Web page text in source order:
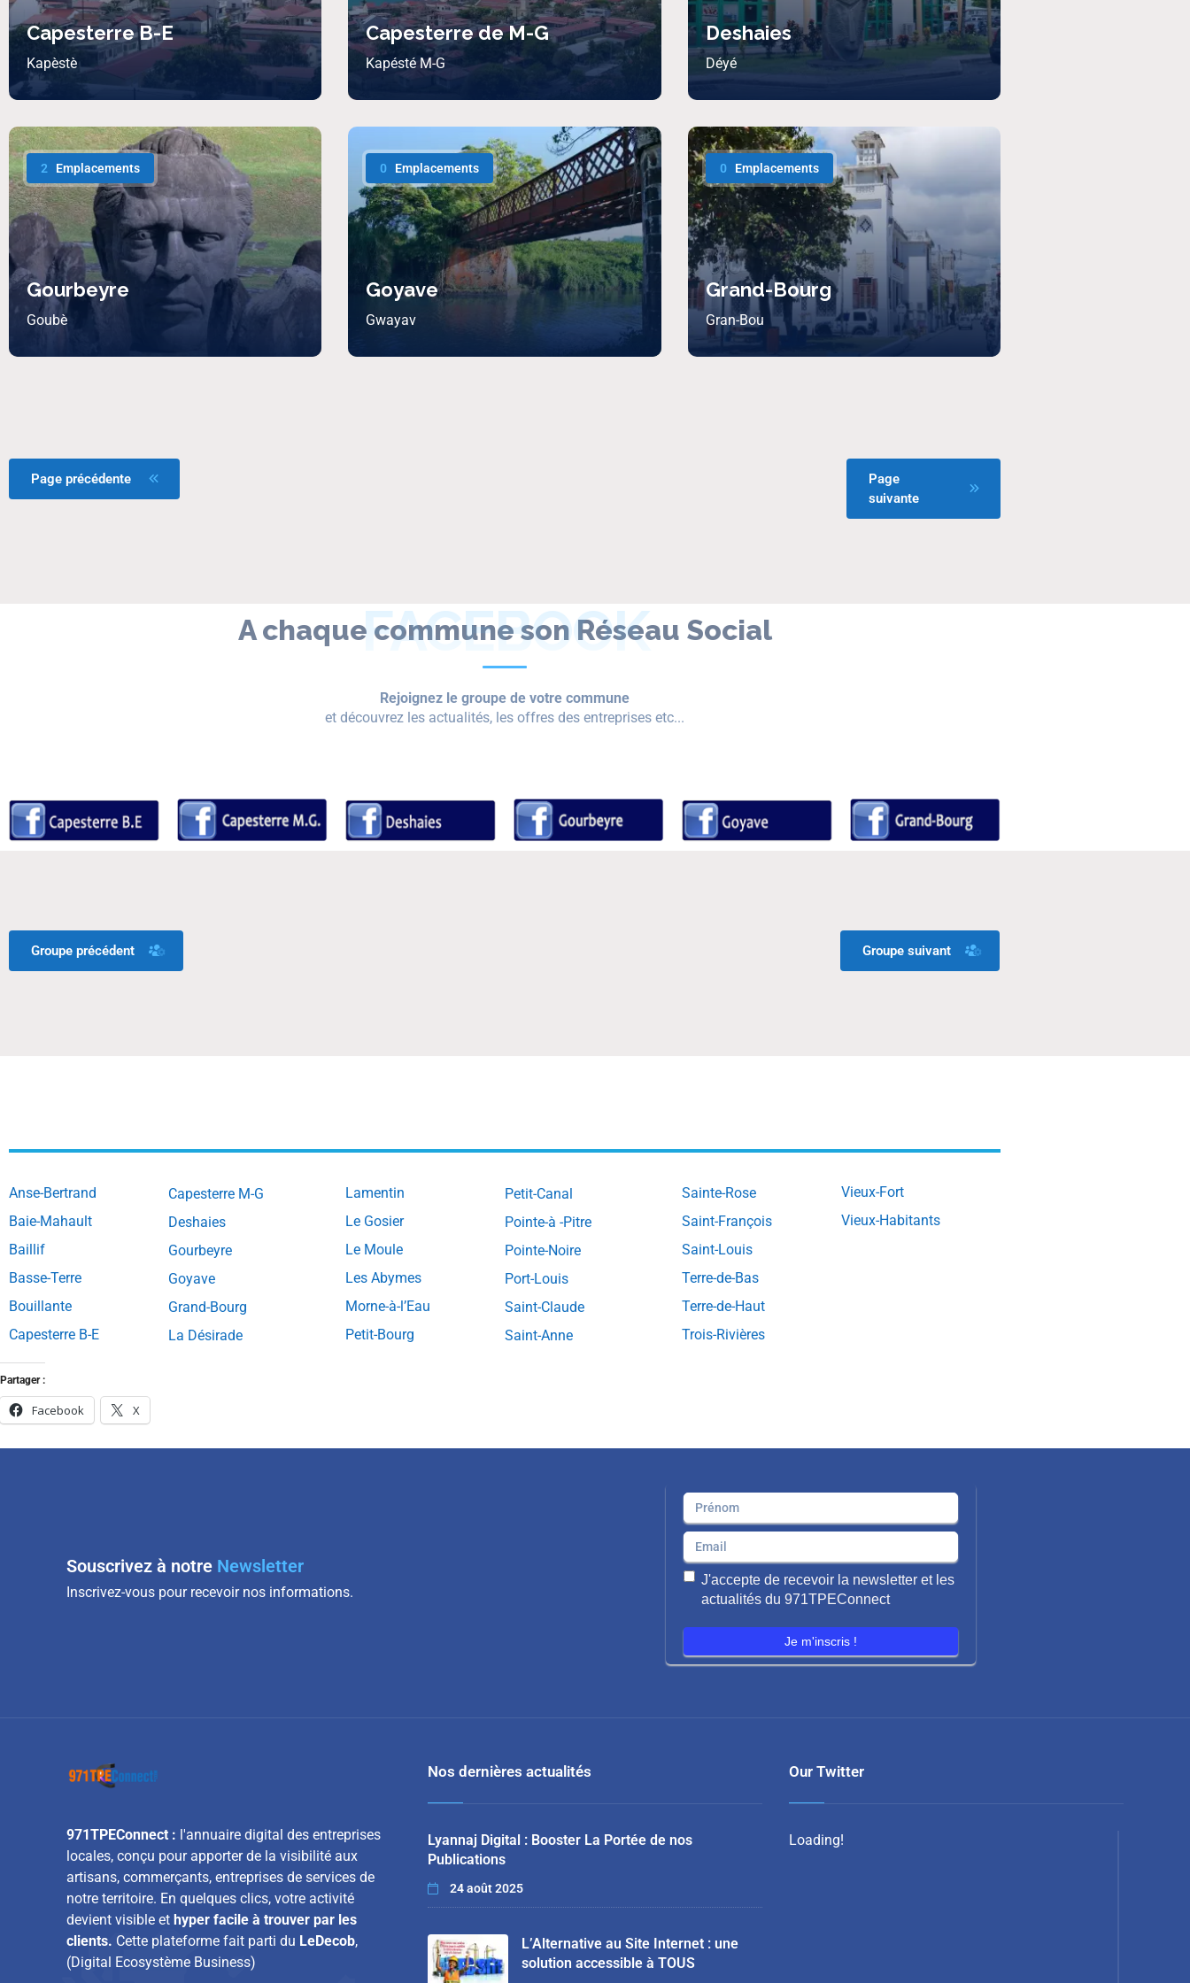
Capesterre B-E
Kapèstè
Capesterre de M-G
Kapésté M-G
Deshaies
Déyé
2 Emplacements
Gourbeyre
Goubè
0 Emplacements
Goyave
Gwayav
0 Emplacements
Grand-Bourg
Gran-Bou
Page précédente
Page
suivante
A chaque commune son Réseau Social
FACEBOOK
Rejoignez le groupe de votre commune
et découvrez les actualités, les offres des entreprises etc...
Groupe précédent Groupe suivant
Anse-Bertrand
Baie-Mahault
Baillif
Basse-Terre
Bouillante
Capesterre B-E
Capesterre M-G
Deshaies
Gourbeyre
Goyave
Grand-Bourg
La Désirade
Lamentin
Le Gosier
Le Moule
Les Abymes
Morne-à-l’Eau
Petit-Bourg
Petit-Canal
Pointe-à -Pitre
Pointe-Noire
Port-Louis
Saint-Claude
Saint-Anne
Sainte-Rose
Saint-François
Saint-Louis
Terre-de-Bas
Terre-de-Haut
Trois-Rivières
Vieux-Fort
Vieux-Habitants
Partager :
Facebook X
Souscrivez à notre Newsletter
Inscrivez-vous pour recevoir nos informations.
J'accepte de recevoir la newsletter et les
actualités du 971TPEConnect
Je m'inscris !
971TPEConnect : l'annuaire digital des entreprises
locales, conçu pour apporter de la visibilité aux
artisans, commerçants, entreprises de services de
notre territoire. En quelques clics, votre activité
devient visible et hyper facile à trouver par les
clients. Cette plateforme fait parti du LeDecob,
(Digital Ecosystème Business)
Nos dernières actualités
Lyannaj Digital : Booster La Portée de nos
Publications
24 août 2025
L’Alternative au Site Internet : une
solution accessible à TOUS
Our Twitter
Loading!